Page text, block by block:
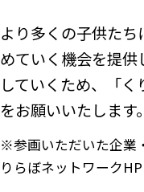
より多くの子供た
めていく機会を提
していくため、「
をお願いいたします。
※参画いただいた企業
りらぼネットワークHP